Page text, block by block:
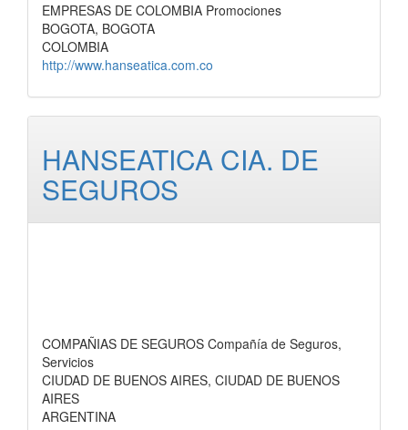
EMPRESAS DE COLOMBIA Promociones
BOGOTA, BOGOTA
COLOMBIA
http://www.hanseatica.com.co
HANSEATICA CIA. DE
SEGUROS
COMPAÑIAS DE SEGUROS Compañía de Seguros,
Servicios
CIUDAD DE BUENOS AIRES, CIUDAD DE BUENOS
AIRES
ARGENTINA